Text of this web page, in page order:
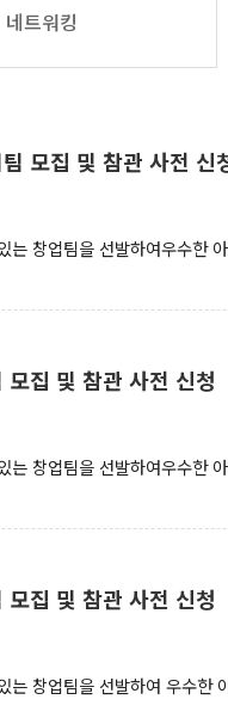
네트워킹
모집 및 참관 사전 신
창업팀을 선발하여우수한
집 및 참관 사전 신청
창업팀을 선발하여우수한
집 및 참관 사전 신청
창업팀을 선발하여 우수한